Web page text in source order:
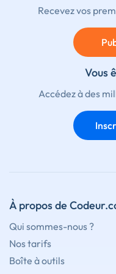
Recevez vos
Vous
Accédez à des
À propos de
Qui sommes-nous ?
Nos tarifs
Boîte à outils